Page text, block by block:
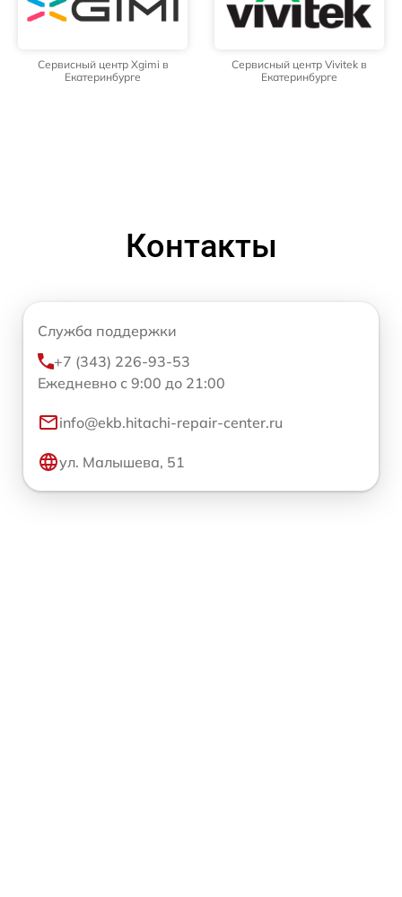
Сервисный центр Xgimi в
Екатеринбурге
Сервисный центр Vivitek в
Екатеринбурге
Контакты
Служба поддержки
+7 (343) 226-93-53
Ежедневно с 9:00 до 21:00
info@ekb.hitachi-repair-center.ru
ул. Малышева, 51